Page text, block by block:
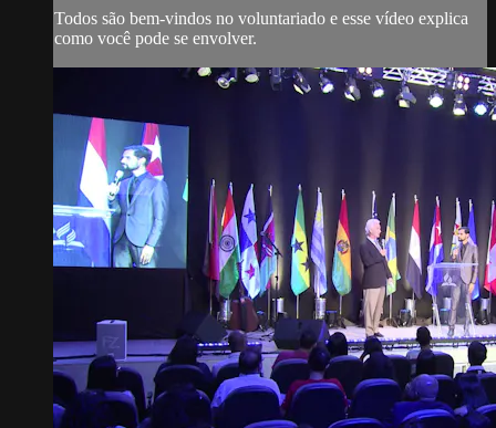
Todos são bem-vindos no voluntariado e esse vídeo explica
como você pode se envolver.